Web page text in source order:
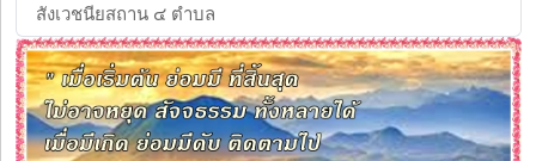
สังเวชนียสถาน ๔ ตำบล